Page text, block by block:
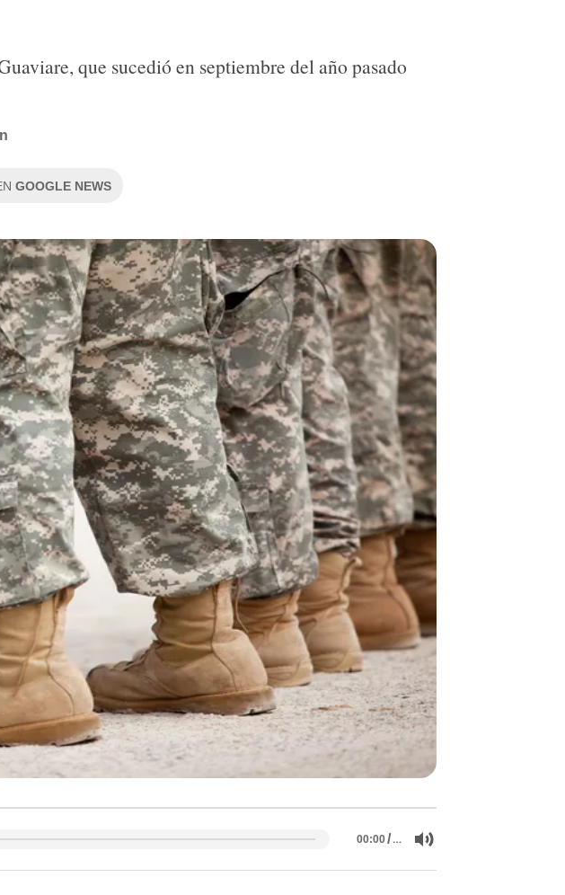
que sucedió en septiembre del año pasado
GOOGLE NEWS
00:00/…